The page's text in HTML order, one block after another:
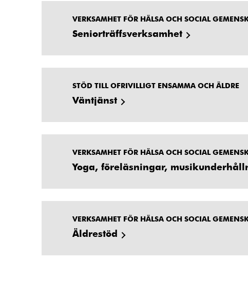
VERKSAMHET FÖR HÄLSA OCH SOCIAL
Seniorträffsverksamhet
STÖD TILL OFRIVILLIGT ENSAMMA OCH ÄLDRE
Väntjänst
VERKSAMHET FÖR HÄLSA OCH SOCIAL
Yoga, föreläsningar,
VERKSAMHET FÖR HÄLSA OCH SOCIAL
Äldrestöd